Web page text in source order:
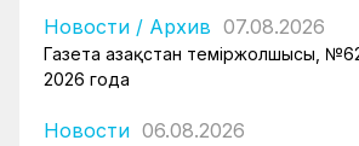
Новости / Архив 07.08.2026
Газета Қазақстан теміржолшысы,
2026 года
Новости 06.08.2026